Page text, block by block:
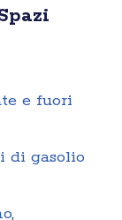
e fuori
di gasolio
,